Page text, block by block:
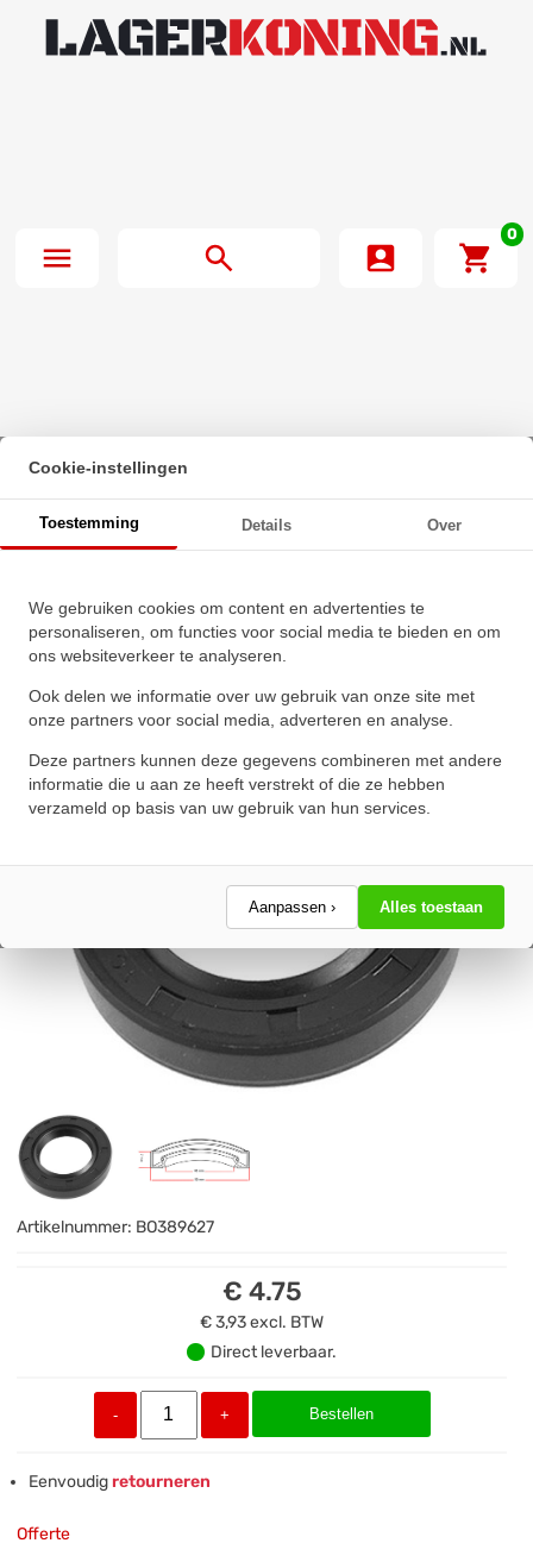
0
Beginpagina· Oliekeerring 40x52x7mm BASL NBR 70
Cookie-instellingen
Toestemming Details Over
We gebruiken cookies om content en advertenties te
personaliseren, om functies voor social media te bieden en om
ons websiteverkeer te analyseren.
Ook delen we informatie over uw gebruik van onze site met
onze partners voor social media, adverteren en analyse.
Deze partners kunnen deze gegevens combineren met andere
informatie die u aan ze heeft verstrekt of die ze hebben
verzameld op basis van uw gebruik van hun services.
Aanpassen › Alles toestaan
NBR 70
★★★★
★★★★
Schrijf een review!
Artikelnummer: BO389627
€ 4.75
€ 3,93excl. BTW
Direct leverbaar.
- + Bestellen
Eenvoudigretourneren
Offerte